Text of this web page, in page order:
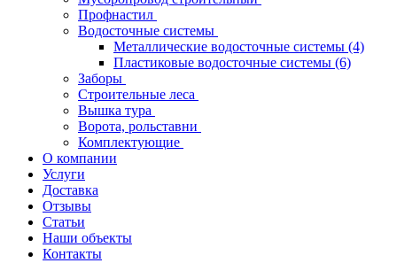
Профнастил
Водосточные системы
Металлические водосточные системы (4)
Пластиковые водосточные системы (6)
Заборы
Строительные леса
Вышка тура
Ворота, рольставни
Комплектующие
О компании
Услуги
Доставка
Отзывы
Статьи
Наши объекты
Контакты